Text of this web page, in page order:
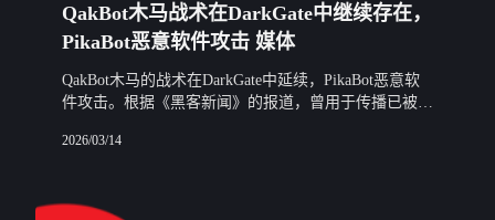
QakBot木马战术在DarkGate中继续存在，
PikaBot恶意软件攻击 媒体
QakBot木马的战术在DarkGate中延续，PikaBot恶意软
件攻击。根据《黑客新闻》的报道，曾用于传播已被拆
技术，现在被应
2026/03/14